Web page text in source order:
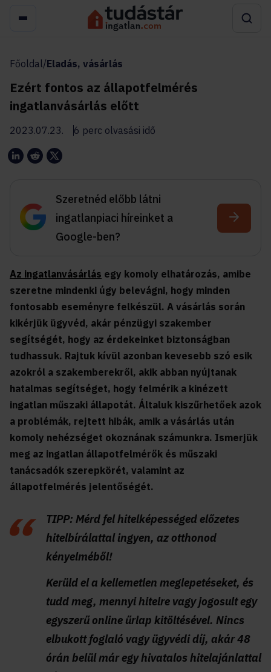
Főoldal/Eladás, vásárlás
Ezért fontos az állapotfelmérés
ingatlanvásárlás előtt
2023.07.23. 6 perc olvasási idő
Szeretnéd előbb látni
ingatlanpiaci híreinket a
Google-ben?
Az ingatlanvásárlás egy komoly elhatározás, amibe
szeretne mindenki úgy belevágni, hogy minden
fontosabb eseményre felkészül. A vásárlás során
kikérjük ügyvéd, akár pénzügyi szakember
segítségét, hogy az érdekeinket biztonságban
tudhassuk. Rajtuk kívül azonban kevesebb szó esik
azokról a szakemberekről, akik abban nyújtanak
hatalmas segítséget, hogy felmérik a kinézett
ingatlan műszaki állapotát. Általuk kiszűrhetőek azok
a problémák, rejtett hibák, amik a vásárlás után
komoly nehézséget okoznának számunkra. Ismerjük
meg az ingatlan állapotfelmérők és műszaki
tanácsadók szerepkörét, valamint az
állapotfelmérés jelentőségét.
TIPP: Mérd fel hitelképességed előzetes
hitelbírálattal ingyen, az otthonod
kényelméből!
Kerüld el a kellemetlen meglepetéseket, és
tudd meg, mennyi hitelre vagy jogosult egy
egyszerű online űrlap kitöltésével. Nincs
elbukott foglaló vagy ügyvédi díj, akár 48
órán belül már egy hivatalos hitelajánlattal